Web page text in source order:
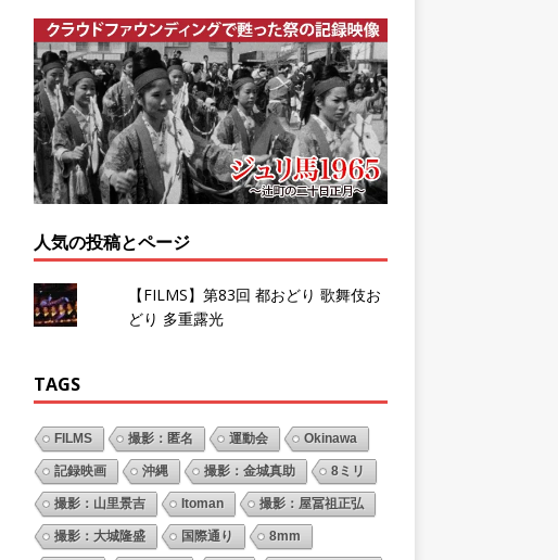
人気の投稿とページ
【FILMS】第83回 都おどり 歌舞伎お
どり 多重露光
TAGS
FILMS 撮影：匿名 運動会 Okinawa
記録映画 沖縄 撮影：金城真助 8ミリ
撮影：山里景吉 Itoman 撮影：屋冨祖正弘
撮影：大城隆盛 国際通り 8mm